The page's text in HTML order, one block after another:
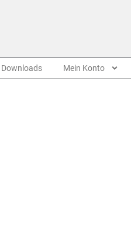
Downloads Mein Konto